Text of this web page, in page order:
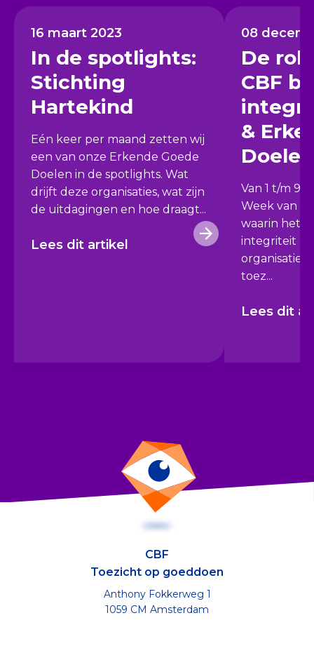
€118.460 voor dierenprojecten, organisatiekosten
en pr & marketing.
Maatschappelijk doel
DierenDonatie ondersteunt dierenstichtingen bij
het realiseren van projecten die direct bijdragen
aan het welzijn van dieren in nood.
Financiën DierenDonatie
Financieel overzicht 2025
Website
DierenDonatie.nl
16 maart 2023
In de spotlights:
Stichting
Hartekind
Eén keer per maand zetten wij
een van onze Erkende Goede
Doelen in de spotlights. Wat
drijft deze organisaties, wat zijn
de uitdagingen en hoe draagt...
Lees dit artikel
08
De rol
CBF bij
&
Doelen
Van 1 t/m 9
Week van
waarin het
integriteit
organisaties
toez...
Lees dit
CBF
Toezicht op goeddoen
Anthony Fokkerweg 1
1059 CM Amsterdam